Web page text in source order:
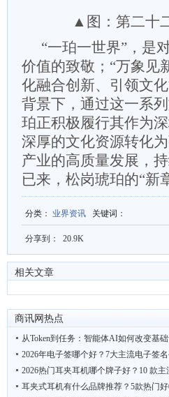
▲图：第二十
“一珀一世界”，是
价值的致敬；“万象见
化融合创新、引领文
背景下，通过这一系
珀正积极履行其作为
深厚的文化资源转化
产业的高质量发展，
已来，松岗琥珀的“新
分类 ： 业界资讯 关键词 ：
分享到： 20.9K
相关文章
商讯网热点
从Token到任务：智能体AI如何改变基
2026年电子签哪个好？7大主流电子签
2026热门耳夹耳机哪个牌子好？10 款
耳夹式耳机有什么品牌推荐？5款热门